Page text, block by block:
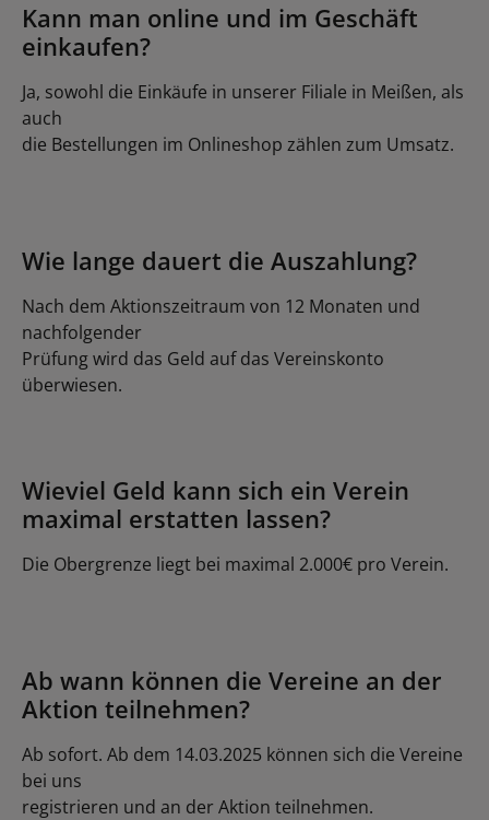
Kann man online und im Geschäft
einkaufen?
Ja, sowohl die Einkäufe in unserer Filiale in Meißen, als
auch
die Bestellungen im Onlineshop zählen zum Umsatz.
Wie lange dauert die Auszahlung?
Nach dem Aktionszeitraum von 12 Monaten und
nachfolgender
Prüfung wird das Geld auf das Vereinskonto
überwiesen.
Wieviel Geld kann sich ein Verein
maximal erstatten lassen?
Die Obergrenze liegt bei maximal 2.000€ pro Verein.
Ab wann können die Vereine an der
Aktion teilnehmen?
Ab sofort. Ab dem 14.03.2025 können sich die Vereine
bei uns
registrieren und an der Aktion teilnehmen.